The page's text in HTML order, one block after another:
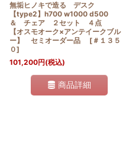
無垢ヒノキで造る デスク
【type2】h700 w1000 d500
＆ チェア ２セット ４点
【オスモオーク×アンテイークブル
ー】 セミオーダー品
[ ＃１３５
０]
101,200円(税込)
商品詳細